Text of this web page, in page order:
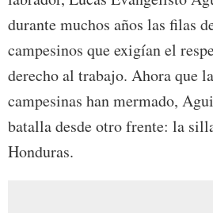
durante muchos años las filas
campesinos que exigían el
derecho al trabajo. Ahora que
campesinas han mermado,
batalla desde otro frente: la
Honduras.